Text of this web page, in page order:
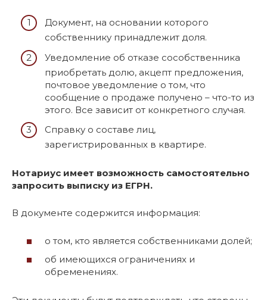
Документ, на основании которого
собственнику принадлежит доля.
Уведомление об отказе сособственника
приобретать долю, акцепт предложения,
почтовое уведомление о том, что
сообщение о продаже получено – что-то из
этого. Все зависит от конкретного случая.
Справку о составе лиц,
зарегистрированных в квартире.
Нотариус имеет возможность самостоятельно
запросить выписку из ЕГРН.
В документе содержится информация:
о том, кто является собственниками долей;
об имеющихся ограничениях и
обременениях.